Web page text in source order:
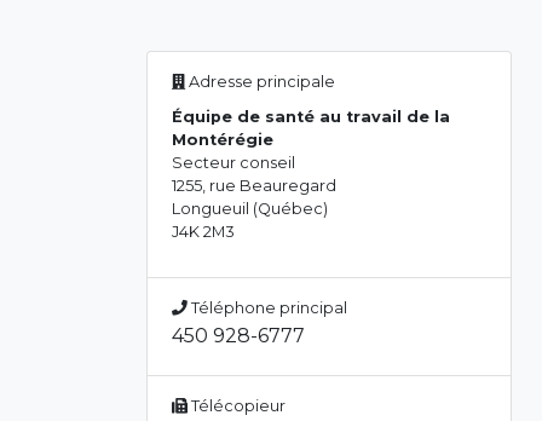
Adresse principale
Équipe de santé au travail de la
Montérégie
Secteur conseil
1255, rue Beauregard
Longueuil (Québec)
J4K 2M3
Téléphone principal
450 928-6777
Télécopieur